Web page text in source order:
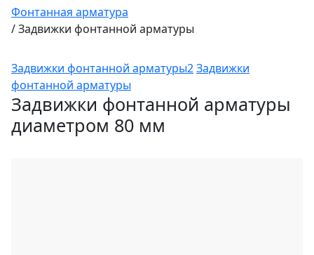
Фонтанная арматура
/Задвижки фонтанной арматуры
Задвижки фонтанной арматуры2Задвижки
фонтанной арматуры
Задвижки фонтанной арматуры
диаметром 80 мм